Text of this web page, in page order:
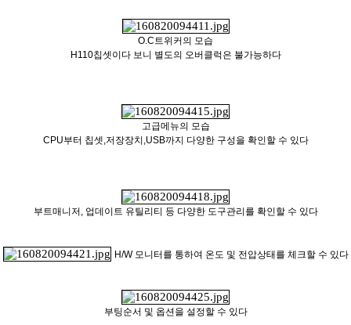
O.C트위커의 모습
H110칩셋이다 보니 별도의 오버클럭은 불가능하다
고급메뉴의 모습
CPU부터 칩셋,저장장치,USB까지 다양한 구성을 확인할 수 있다
부트매니저, 업데이트 유틸리티 등 다양한 도구관리를 확인할 수 있다
H/W 모니터를 통하여 온도 및 전압상태를 체크할 수 있다
부팅순서 및 옵션을 설정할 수 있다